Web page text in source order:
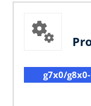
g7x0/